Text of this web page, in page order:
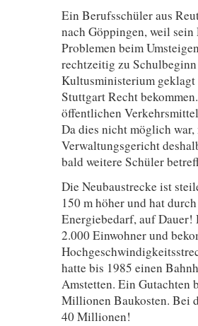
Ein Berufsschüler aus
nach Göppingen, weil
Problemen beim
rechtzeitig zu
Kultusministerium
Stuttgart Recht
öffentlichen
Da dies nicht möglich war,
Verwaltungsgericht
bald weitere Schüler
Die Neubaustrecke ist
150 m höher und hat
Energiebedarf, auf
2.000 Einwohner und
hatte bis 1985 einen
Amstetten. Ein Gutachten
Millionen Baukosten. Bei
40 Millionen!